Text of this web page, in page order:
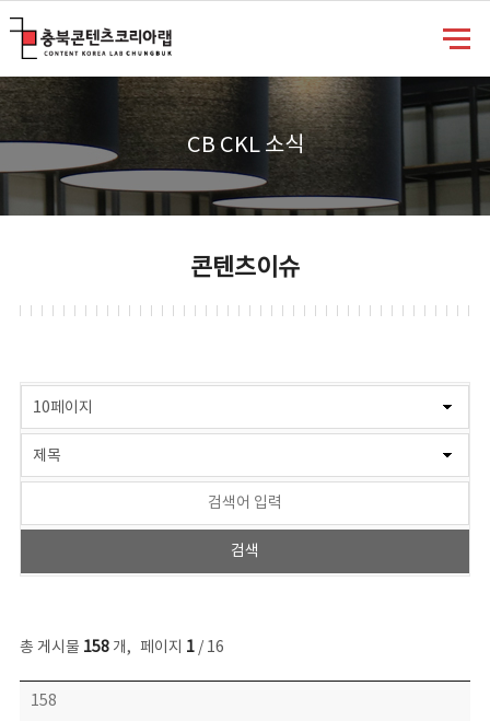
CB CKL 소식
콘텐츠이슈
총 게시물 158개, 페이지 1/ 16
콘텐츠이슈 목록 - 번호, 제목, 작성자, 파일, 조회수, 작성일 정보 제공
158